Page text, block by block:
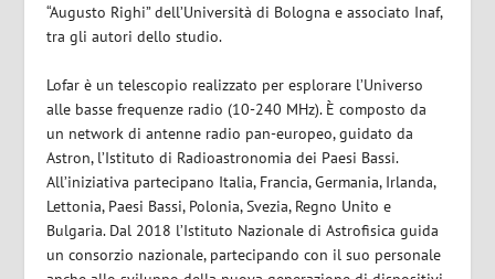
“Augusto Righi” dell’Università di Bologna e associato Inaf,
tra gli autori dello studio.
Lofar è un telescopio realizzato per esplorare l’Universo
alle basse frequenze radio (10-240 MHz). È composto da
un network di antenne radio pan-europeo, guidato da
Astron, l’Istituto di Radioastronomia dei Paesi Bassi.
All’iniziativa partecipano Italia, Francia, Germania, Irlanda,
Lettonia, Paesi Bassi, Polonia, Svezia, Regno Unito e
Bulgaria. Dal 2018 l’Istituto Nazionale di Astrofisica guida
un consorzio nazionale, partecipando con il suo personale